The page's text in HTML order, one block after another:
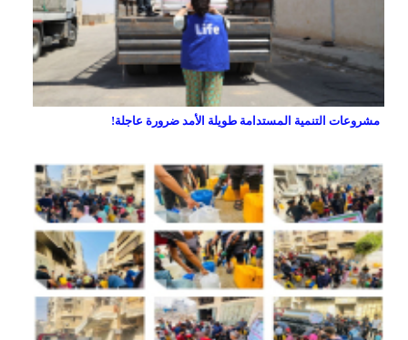
مشروعات التنمية المستدامة طويلة الأمد ضرورة عاجلة!